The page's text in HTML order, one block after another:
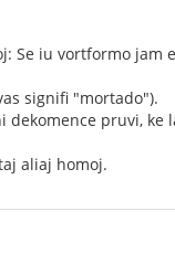
Se iu vortformo jam
signifi "mortado").
dekomence pruvi,
aliaj homoj.